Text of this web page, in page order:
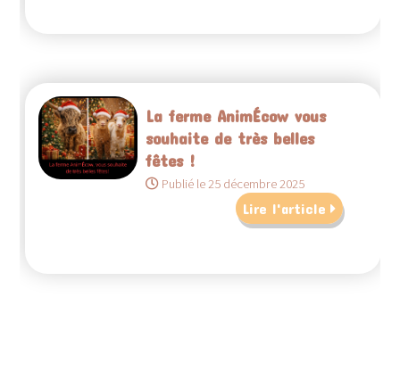
La ferme AnimÉcow vous
souhaite de très belles
fêtes !
Publié le 25 décembre 2025
Lire l'article